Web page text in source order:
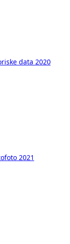
data 2020
2021